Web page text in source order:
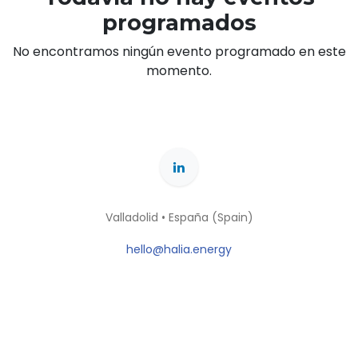
programados
No encontramos ningún evento programado en este
momento.
Valladolid • España (Spain)
hello@halia.energy